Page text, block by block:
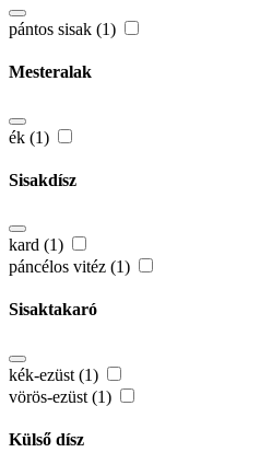
pántos sisak (1)
Mesteralak
ék (1)
Sisakdísz
kard (1)
páncélos vitéz (1)
Sisaktakaró
kék-ezüst (1)
vörös-ezüst (1)
Külső dísz